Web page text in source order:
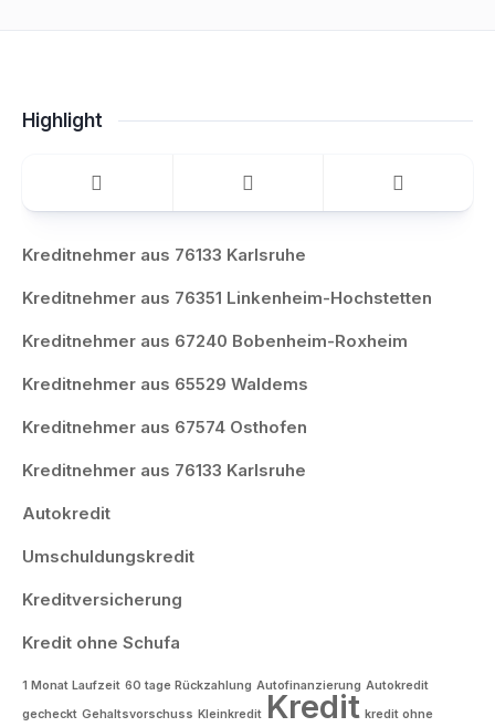
Highlight
Kreditnehmer aus 76133 Karlsruhe
Kreditnehmer aus 76351 Linkenheim-Hochstetten
Kreditnehmer aus 67240 Bobenheim-Roxheim
Kreditnehmer aus 65529 Waldems
Kreditnehmer aus 67574 Osthofen
Kreditnehmer aus 76133 Karlsruhe
Autokredit
Umschuldungskredit
Kreditversicherung
Kredit ohne Schufa
1 Monat Laufzeit 60 tage Rückzahlung Autofinanzierung Autokredit
gecheckt Gehaltsvorschuss Kleinkredit Kredit kredit ohne